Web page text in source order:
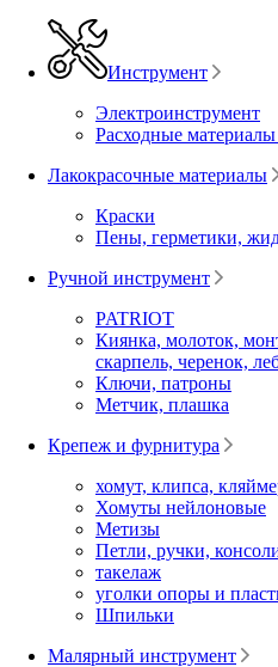
Инструмент
Электроинструмент
Расходные
Лакокрасочные материалы
Краски
Пены, герметики,
Ручной инструмент
PATRIOT
Киянка, молоток,
скарпель, черенок,
Ключи, патроны
Метчик, плашка
Крепеж и фурнитура
хомут, клипса,
Хомуты нейлоновые
Метизы
Петли, ручки,
такелаж
уголки опоры и
Шпильки
Малярный инструмент